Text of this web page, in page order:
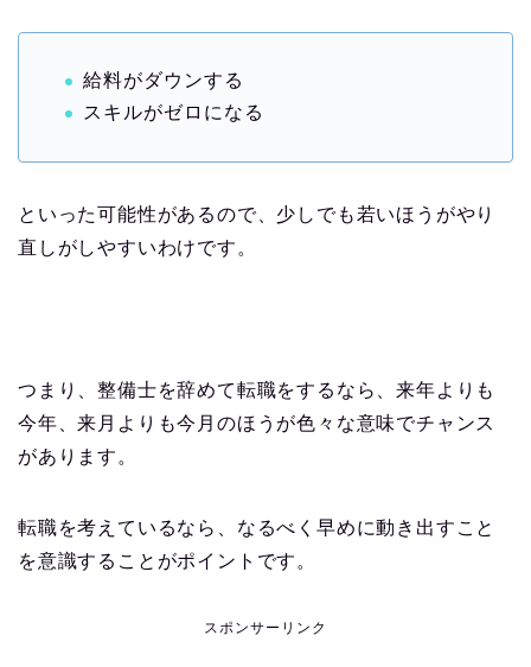
給料がダウンする
スキルがゼロになる
といった可能性があるので、少しでも若いほうがやり
直しがしやすいわけです。
つまり、整備士を辞めて転職をするなら、来年よりも
今年、来月よりも今月のほうが色々な意味でチャンス
があります。
転職を考えているなら、なるべく早めに動き出すこと
を意識することがポイントです。
スポンサーリンク